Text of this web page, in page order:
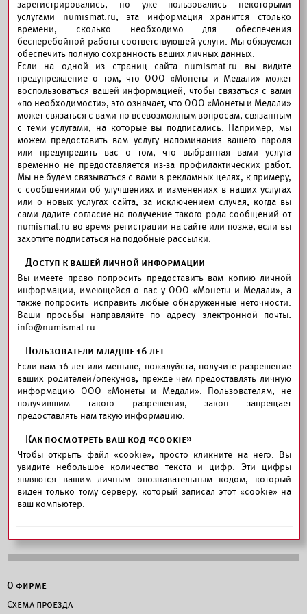
зарегистрировались, но уже пользовались некоторыми
услугами numismat.ru, эта информация хранится столько
времени, сколько необходимо для обеспечения
бесперебойной работы соответствующей услуги. Мы обязуемся
обеспечить полную сохранность ваших личных данных.
Если на одной из страниц сайта numismat.ru вы видите
предупреждение о том, что ООО «Монеты и Медали» может
воспользоваться вашей информацией, чтобы связаться с вами
«по необходимости», это означает, что ООО «Монеты и Медали»
может связаться с вами по всевозможным вопросам, связанным
с теми услугами, на которые вы подписались. Например, мы
можем предоставить вам услугу напоминания вашего пароля
или предупредить вас о том, что выбранная вами услуга
временно не предоставляется из-за профилактических работ.
Мы не будем связываться с вами в рекламных целях, к примеру,
с сообщениями об улучшениях и изменениях в наших услугах
или о новых услугах сайта, за исключением случая, когда вы
сами дадите согласие на получение такого рода сообщений от
numismat.ru во время регистрации на сайте или позже, если вы
захотите подписаться на подобные рассылки.
Доступ к вашей личной информации
Вы имеете право попросить предоставить вам копию личной
информации, имеющейся о вас у ООО «Монеты и Медали», а
также попросить исправить любые обнаруженные неточности.
Ваши просьбы направляйте по адресу электронной почты:
info@numismat.ru.
Пользователи младше 16 лет
Если вам 16 лет или меньше, пожалуйста, получите разрешение
ваших родителей/опекунов, прежде чем предоставлять личную
информацию ООО «Монеты и Медали». Пользователям, не
получившим такого разрешения, закон запрещает
предоставлять нам такую информацию.
Как посмотреть ваш код «cookie»
Чтобы открыть файл «cookie», просто кликните на него. Вы
увидите небольшое количество текста и цифр. Эти цифры
являются вашим личным опознавательным кодом, который
виден только тому серверу, который записал этот «cookie» на
ваш компьютер.
О фирме
Схема проезда